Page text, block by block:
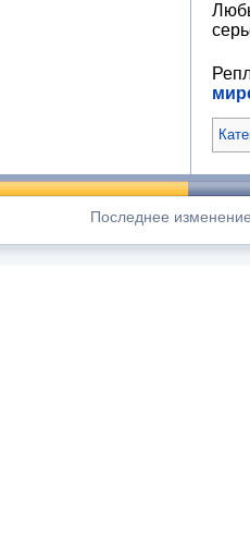
Последнее